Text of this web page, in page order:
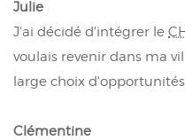
Julie
J'ai décidé d'intégrer le
voulais revenir dans ma
large choix
Clémentine